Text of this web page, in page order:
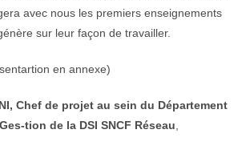
avec nous les premiers enseignements
sur leur façon de travailler.
en annexe)
Chef de projet au sein du Département
tion de la DSI SNCF Réseau